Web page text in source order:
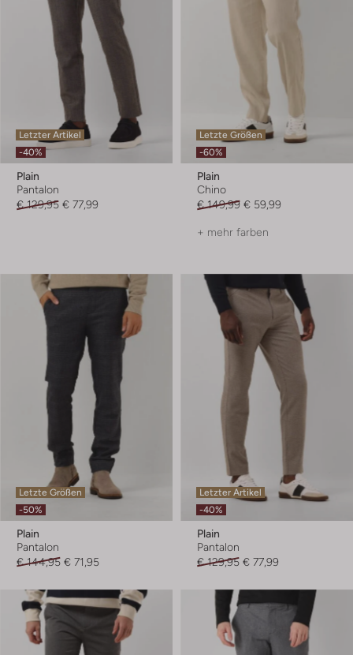
Letzter Artikel
-40%
Plain
Pantalon
€ 129,95 € 77,99
Letzte Größen
-60%
Plain
Chino
€ 149,99 € 59,99
+ mehr farben
Letzte Größen
-50%
Plain
Pantalon
€ 144,95 € 71,95
Letzter Artikel
-40%
Plain
Pantalon
€ 129,95 € 77,99